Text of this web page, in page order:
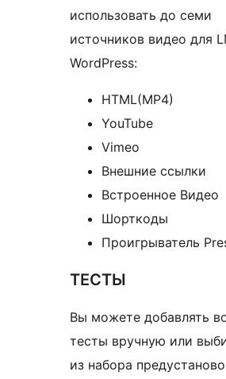
использовать до семи
источников видео для
WordPress:
HTML(MP4)
YouTube
Vimeo
Внешние ссылки
Встроенное Видео
Шорткоды
Проигрыватель
ТЕСТЫ
Вы можете добавлять
тесты вручную или
из набора